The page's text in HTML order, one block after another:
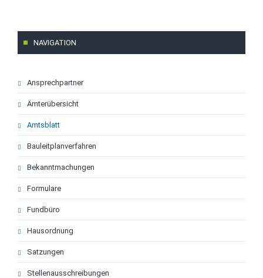
NAVIGATION
Navigation
überspringen
Ansprechpartner
Ämterübersicht
Amtsblatt
Bauleitplanverfahren
Bekanntmachungen
Formulare
Fundbüro
Hausordnung
Satzungen
Stellenausschreibungen